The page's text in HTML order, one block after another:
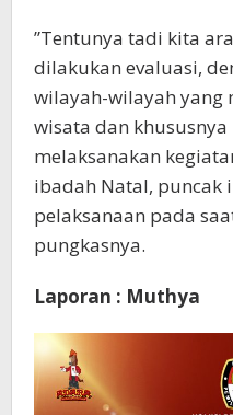
”Tentunya tadi kita
dilakukan evaluasi,
wilayah-wilayah yang
wisata dan
melaksanakan
ibadah Natal, puncak
pelaksanaan pada
pungkasnya.
Laporan : Muthya